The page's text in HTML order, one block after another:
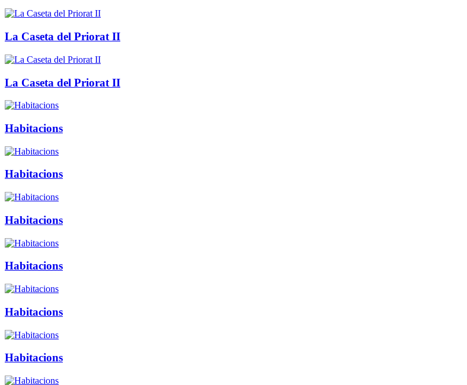
La Caseta del Priorat II
La Caseta del Priorat II
Habitacions
Habitacions
Habitacions
Habitacions
Habitacions
Habitacions